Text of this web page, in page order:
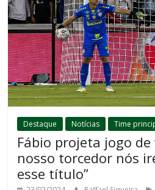
Destaque Notícias Time
Fábio projeta jogo de
nosso torcedor nós
esse título”